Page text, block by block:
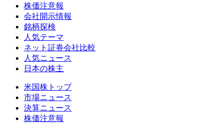
株価注意報
会社開示情報
銘柄探検
人気テーマ
ネット証券会社比較
人気ニュース
日本の株主
米国株トップ
市場ニュース
決算ニュース
株価注意報